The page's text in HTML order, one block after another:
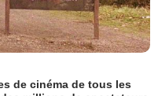
de cinéma de tous les